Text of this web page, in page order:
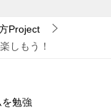
Project
しもう！
勉強